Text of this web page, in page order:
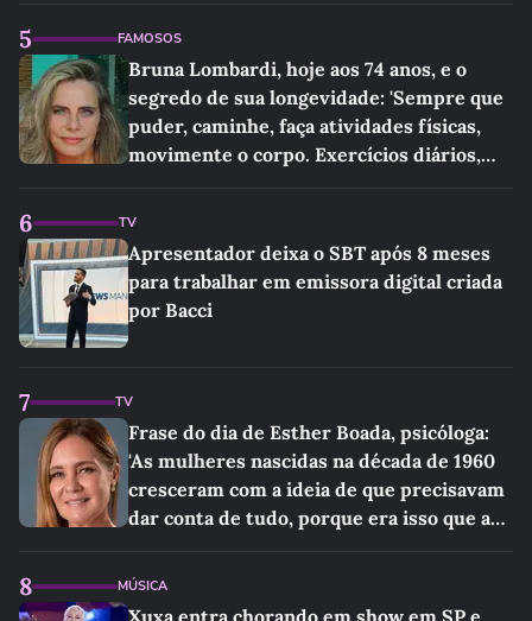
5 FAMOSOS
Bruna Lombardi, hoje aos 74 anos, e o
segredo de sua longevidade: 'Sempre que
puder, caminhe, faça atividades físicas,
movimente o corpo. Exercícios diários,
6 TV
Apresentador deixa o SBT após 8 meses
para trabalhar em emissora digital criada
por Bacci
7 TV
Frase do dia de Esther Boada, psicóloga:
'As mulheres nascidas na década de 1960
cresceram com a ideia de que precisavam
dar conta de tudo, porque era isso que a
8 MÚSICA
Xuxa entra chorando em show em SP e